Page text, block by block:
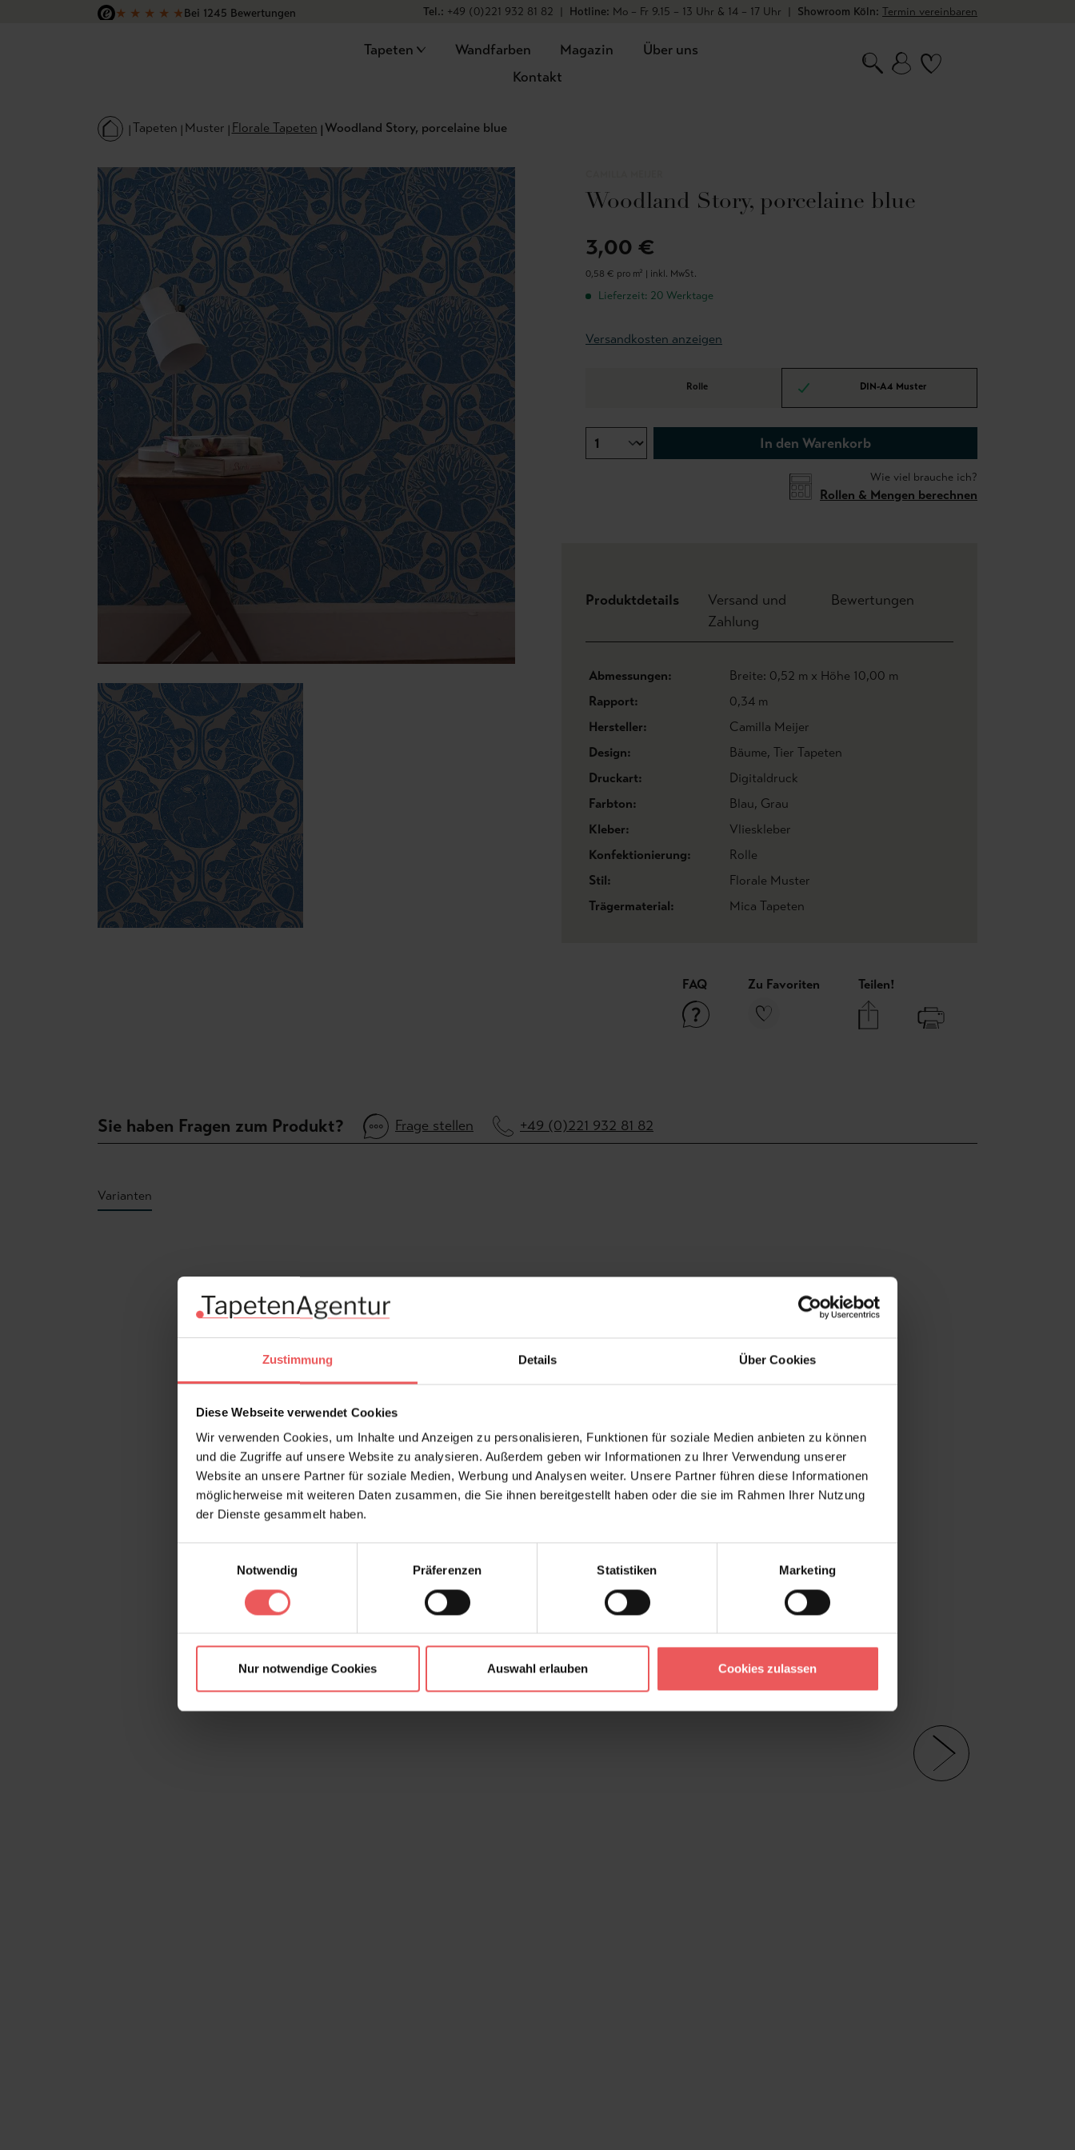
Zustimmung Details Über Cookies
Diese Webseite verwendet Cookies
Wir verwenden Cookies, um Inhalte und Anzeigen zu personalisieren, Funktionen für soziale Medien anbieten zu können
und die Zugriffe auf unsere Website zu analysieren. Außerdem geben wir Informationen zu Ihrer Verwendung unserer
Website an unsere Partner für soziale Medien, Werbung und Analysen weiter. Unsere Partner führen diese Informationen
möglicherweise mit weiteren Daten zusammen, die Sie ihnen bereitgestellt haben oder die sie im Rahmen Ihrer Nutzung
der Dienste gesammelt haben.
Notwendig
Präferenzen Statistiken Marketing
Nur notwendige Cookies Auswahl erlauben Cookies zulassen
Hauptinhalt springen
Zur Suche springen
Zur Hauptnavigation springen
★ ★ ★ ★ ★Bei 1245 Bewertungen
Tel.: +49 (0)221 932 81 82 | Hotline: Mo – Fr 9.15 – 13 Uhr & 14 – 17 Uhr | Showroom Köln: Termin vereinbaren
Tapeten Wandfarben Magazin
Über uns
Kontakt
Tapeten Muster Florale Tapeten Woodland Story, porcelaine blue
Woodland Story, porcelaine blue
3,00 €
0,58 € pro m² | inkl. MwSt.
Lieferzeit: 20 Werktage
Versandkosten anzeigen
Rolle DIN-A4 Muster
In den Warenkorb
Wie viel brauche ich?
Rollen & Mengen berechnen
Produktdetails
Versand und
Zahlung
Bewertungen
Abmessungen:
Breite: 0,52 m x Höhe 10,00 m
Rapport:
0,34 m
Hersteller:
Camilla Meijer
Design:
Bäume, Tier Tapeten
Druckart:
Digitaldruck
Farbton:
Blau, Grau
Kleber:
Vlieskleber
Konfektionierung:
Rolle
Stil:
Florale Muster
Trägermaterial:
Mica Tapeten
FAQ Zu Favoriten Teilen!
Sie haben Fragen zum Produkt? Frage stellen +49 (0)221 932 81 82
Varianten